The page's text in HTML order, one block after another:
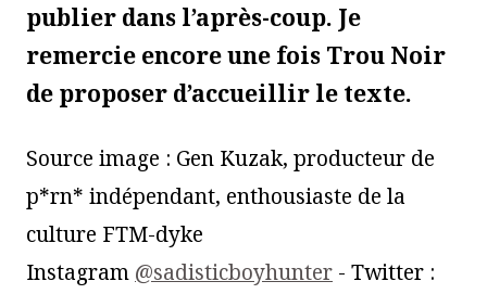
publier dans l’après-coup. Je
remercie encore une fois Trou Noir
de proposer d’accueillir le texte.
Source image : Gen Kuzak, producteur de
p*rn* indépendant, enthousiaste de la
culture FTM-dyke
Instagram @sadisticboyhunter - Twitter :